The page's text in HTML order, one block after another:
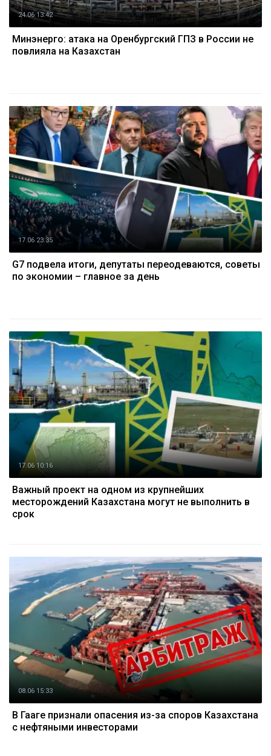
24.06 13:42
Минэнерго: атака на Оренбургский ГПЗ в России не
повлияла на Казахстан
17.06 23:35
G7 подвела итоги, депутаты переодеваются, советы
по экономии – главное за день
17.06 10:16
Важный проект на одном из крупнейших
месторождений Казахстана могут не выполнить в
срок
08.06 15:33
В Гааге признали опасения из-за споров Казахстана
с нефтяными инвесторами